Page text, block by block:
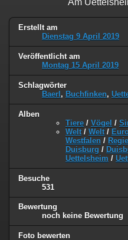
Am
Erstellt am
Dienstag 9 April 2019
Veröffentlicht am
Montag 15 April 2019
Schlagwörter
Baerl , Buchfinken,
Alben
Tiere / Vögel /
Welt / Welt /
Westfalen /
Duisburg /
Uettelsheim /
Besuche
531
Bewertung
noch keine Bewertung
Foto bewerten